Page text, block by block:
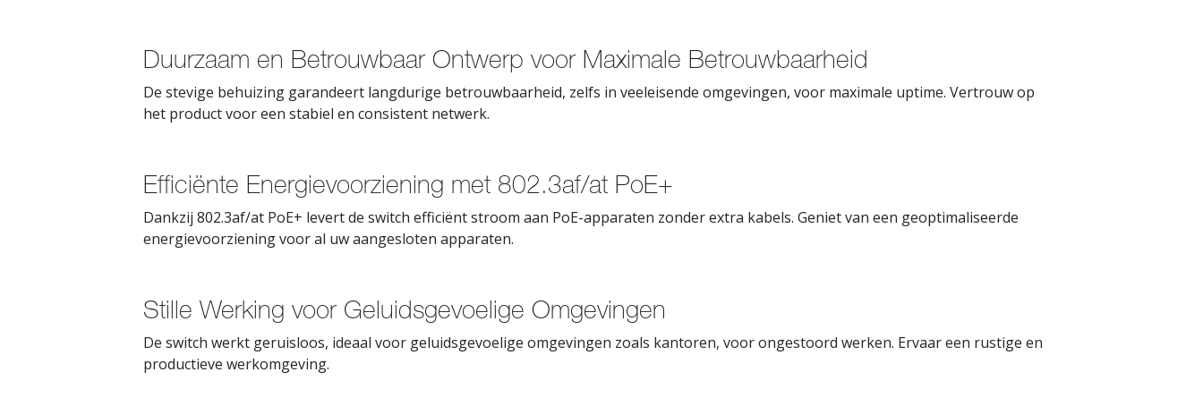
Duurzaam en Betrouwbaar Ontwerp voor Maximale Betrouwbaarheid
De stevige behuizing garandeert langdurige betrouwbaarheid, zelfs in veeleisende omgevingen, voor maximale uptime. Vertrouw op
het product voor een stabiel en consistent netwerk.
Efficiënte Energievoorziening met 802.3af/at PoE+
Dankzij 802.3af/at PoE+ levert de switch efficiënt stroom aan PoE-apparaten zonder extra kabels. Geniet van een geoptimaliseerde
energievoorziening voor al uw aangesloten apparaten.
Stille Werking voor Geluidsgevoelige Omgevingen
De switch werkt geruisloos, ideaal voor geluidsgevoelige omgevingen zoals kantoren, voor ongestoord werken. Ervaar een rustige en
productieve werkomgeving.